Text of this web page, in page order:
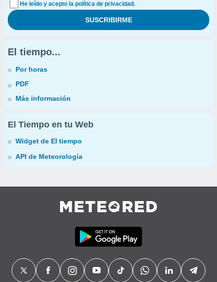
He leído y acepto la política de privacidad.
El tiempo...
Por horas
PDF
Más información
El Tiempo en tu Web
Widget de El tiempo
API de Meteorología